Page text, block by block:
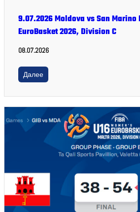
9.07.2026 Moldova vs San Marino
EuroBasket 2026, Division C
08.07.2026
Далее